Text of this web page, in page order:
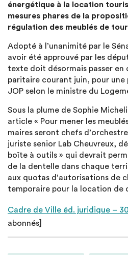
énergétique à la location
mesures phares de la
régulation des meublés de
Adopté à l’unanimité par le
avoir été approuvé par les
texte doit désormais passer en
paritaire courant juin, pour une
JOP selon le ministre du
Sous la plume de Sophie
article « Pour mener les
maires seront chefs
juriste senior Lab Cheuvreux,
boîte à outils » qui devrait
de la dentelle dans chaque
aux quotas d’autorisations de
temporaire pour la location de
Cadre de Ville éd. juridique –
abonnés]